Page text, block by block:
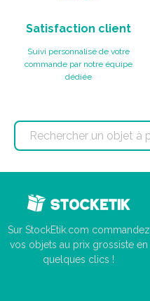
Satisfaction client
Suivi personnalisé de votre
commande par notre équipe
dédiée
Sur StockEtik.com commandez
vos objets au prix grossiste en
quelques clics !